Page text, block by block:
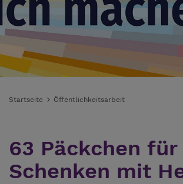
Startseite Öffentlichkeitsarbeit
63 Päckchen für
Schenken mit